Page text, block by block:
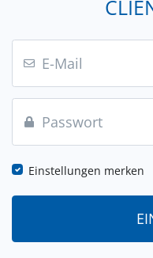
Einstellungen merken